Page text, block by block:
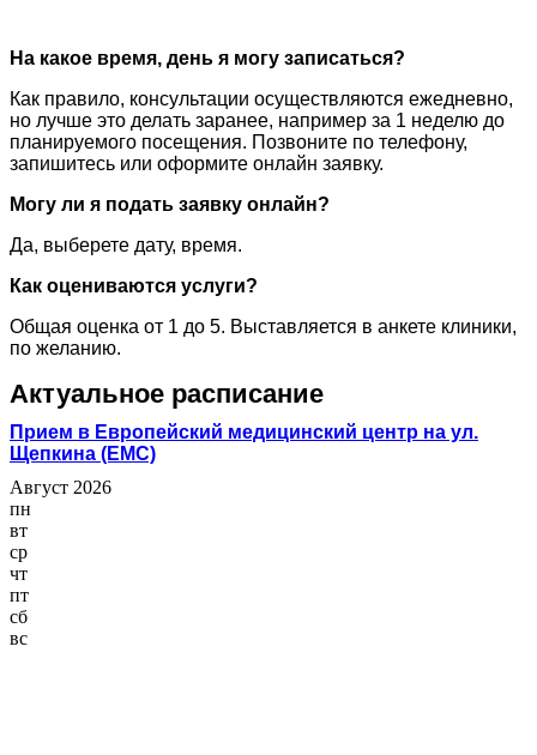
На какое время, день я могу записаться?
Как правило, консультации осуществляются ежедневно,
но лучше это делать заранее, например за 1 неделю до
планируемого посещения. Позвоните по телефону,
запишитесь или оформите онлайн заявку.
Могу ли я подать заявку онлайн?
Да, выберете дату, время.
Как оцениваются услуги?
Общая оценка от 1 до 5. Выставляется в анкете клиники,
по желанию.
Актуальное расписание
Прием в Европейский медицинский центр на ул.
Щепкина (ЕМС)
Август 2026
пн
вт
ср
чт
пт
сб
вс